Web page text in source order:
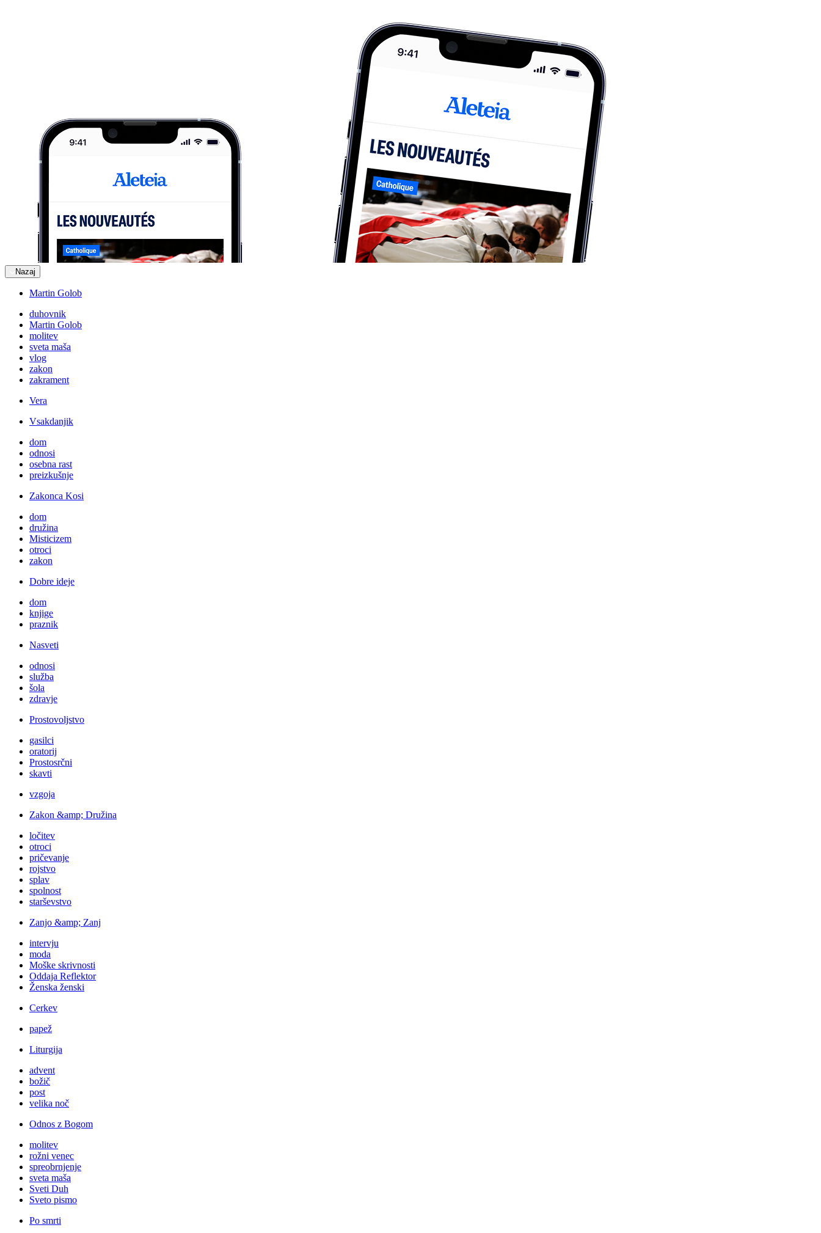
Nazaj
Martin Golob
duhovnik
Martin Golob
molitev
sveta maša
vlog
zakon
zakrament
Vera
Vsakdanjik
dom
odnosi
osebna rast
preizkušnje
Zakonca Kosi
dom
družina
Misticizem
otroci
zakon
Dobre ideje
dom
knjige
praznik
Nasveti
odnosi
služba
šola
zdravje
Prostovoljstvo
gasilci
oratorij
Prostosrčni
skavti
vzgoja
Zakon &amp; Družina
ločitev
otroci
pričevanje
rojstvo
splav
spolnost
starševstvo
Zanjo &amp; Zanj
intervju
moda
Moške skrivnosti
Oddaja Reflektor
Ženska ženski
Cerkev
papež
Liturgija
advent
božič
post
velika noč
Odnos z Bogom
molitev
rožni venec
spreobrnjenje
sveta maša
Sveti Duh
Sveto pismo
Po smrti